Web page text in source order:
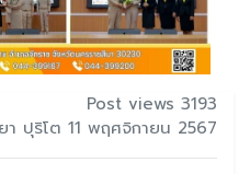
Post views 3193
า ปุริโต 11 พฤศจิกายน 2567